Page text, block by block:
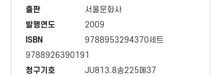
출판
서울문화사
발행연도
2009
ISBN
9788953294370세트
9788926390191
청구기호
JU813.8송225메37